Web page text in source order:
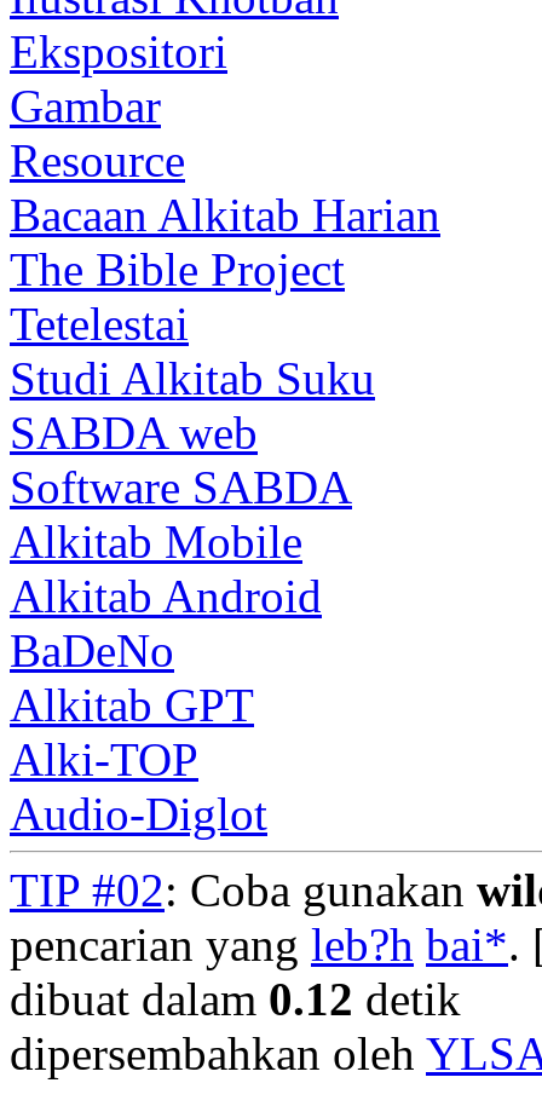
Ekspositori
Gambar
Resource
Bacaan Alkitab Harian
The Bible Project
Tetelestai
Studi Alkitab Suku
SABDA web
Software SABDA
Alkitab Mobile
Alkitab Android
BaDeNo
Alkitab GPT
Alki-TOP
Audio-Diglot
TIP #02: Coba gunakan
pencarian yang leb?h bai*.
dibuat dalam 0.12 detik
dipersembahkan oleh